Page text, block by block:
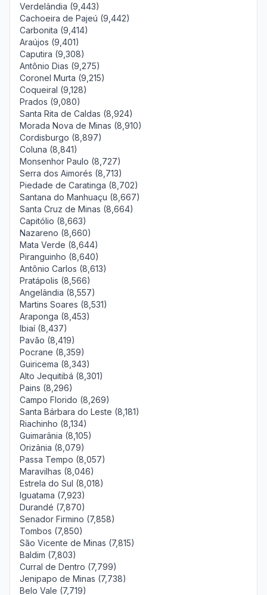
Verdelândia (9,443)
Cachoeira de Pajeú (9,442)
Carbonita (9,414)
Araújos (9,401)
Caputira (9,308)
Antônio Dias (9,275)
Coronel Murta (9,215)
Coqueiral (9,128)
Prados (9,080)
Santa Rita de Caldas (8,924)
Morada Nova de Minas (8,910)
Cordisburgo (8,897)
Coluna (8,841)
Monsenhor Paulo (8,727)
Serra dos Aimorés (8,713)
Piedade de Caratinga (8,702)
Santana do Manhuaçu (8,667)
Santa Cruz de Minas (8,664)
Capitólio (8,663)
Nazareno (8,660)
Mata Verde (8,644)
Piranguinho (8,640)
Antônio Carlos (8,613)
Pratápolis (8,566)
Angelândia (8,557)
Martins Soares (8,531)
Araponga (8,453)
Ibiaí (8,437)
Pavão (8,419)
Pocrane (8,359)
Guiricema (8,343)
Alto Jequitibá (8,301)
Pains (8,296)
Campo Florido (8,269)
Santa Bárbara do Leste (8,181)
Riachinho (8,134)
Guimarânia (8,105)
Orizânia (8,079)
Passa Tempo (8,057)
Maravilhas (8,046)
Estrela do Sul (8,018)
Iguatama (7,923)
Durandé (7,870)
Senador Firmino (7,858)
Tombos (7,850)
São Vicente de Minas (7,815)
Baldim (7,803)
Curral de Dentro (7,799)
Jenipapo de Minas (7,738)
Belo Vale (7,719)